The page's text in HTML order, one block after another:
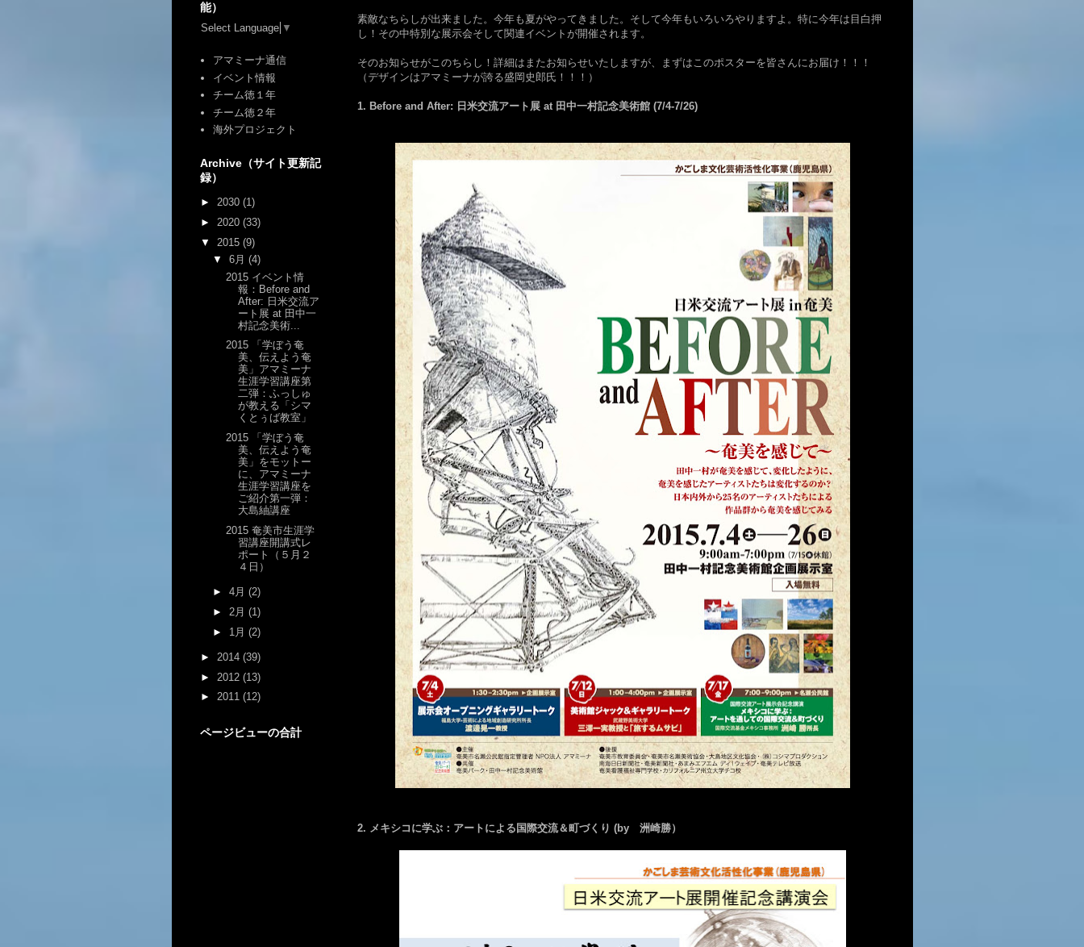
素敵なちらしが出来ました。今年も夏がやってきました。そして今年もいろいろやりますよ。特に今年は目白押
し！その中特別な展示会そして関連イベントが開催されます。
そのお知らせがこのちらし！詳細はまたお知らせいたしますが、まずはこのポスターを皆さんにお届け！！！
（デザインはアマミーナが誇る盛岡史郎氏！！！）
1. Before and After: 日米交流アート展 at 田中一村記念美術館 (7/4-7/26)
2. メキシコに学ぶ：アートによる国際交流＆町づくり (by 洲崎勝）
能）
Select Language ▼
アマミーナ通信
イベント情報
チーム徳１年
チーム徳２年
海外プロジェクト
Archive（サイト更新記
録）
► 2030 (1)
► 2020 (33)
▼ 2015 (9)
▼6月(4)
2015 イベント情
報：Before and
After: 日米交流ア
ート展 at 田中一
村記念美術...
2015 「学ぼう奄
美、伝えよう奄
美」アマミーナ
生涯学習講座第
二弾：ふっしゅ
が教える「シマ
くとぅば教室」
2015 「学ぼう奄
美、伝えよう奄
美」をモットー
に、アマミーナ
生涯学習講座を
ご紹介第一弾：
大島紬講座
2015 奄美市生涯学
習講座開講式レ
ポート（５月２
４日）
►4月(2)
► 2月(1)
► 1月(2)
► 2014 (39)
► 2012 (13)
► 2011 (12)
ページビューの合計